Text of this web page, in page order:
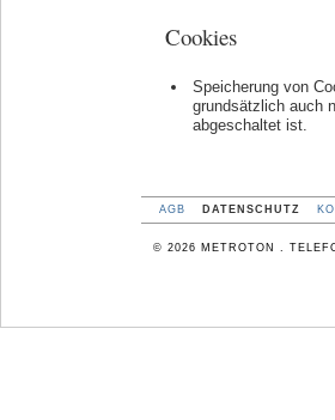
Cookies
Speicherung von
grundsätzlich auch
abgeschaltet ist.
AGB DATENSCHUTZ
© 2026 METROTON .